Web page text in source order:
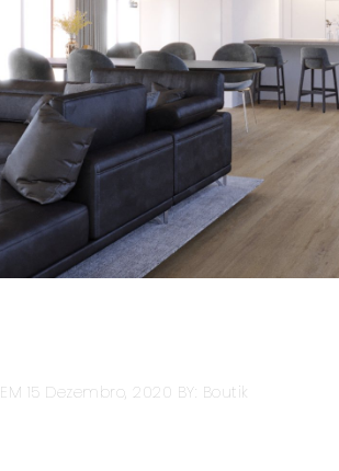
EM 15 Dezembro, 2020 BY: Boutik